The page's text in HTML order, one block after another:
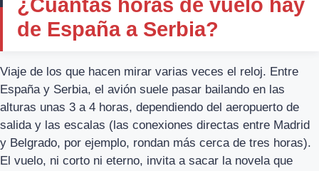
¿Cuántas horas de vuelo hay
de España a Serbia?
Viaje de los que hacen mirar varias veces el reloj. Entre
España y Serbia, el avión suele pasar bailando en las
alturas unas 3 a 4 horas, dependiendo del aeropuerto de
salida y las escalas (las conexiones directas entre Madrid
y Belgrado, por ejemplo, rondan más cerca de tres horas).
El vuelo, ni corto ni eterno, invita a sacar la novela que